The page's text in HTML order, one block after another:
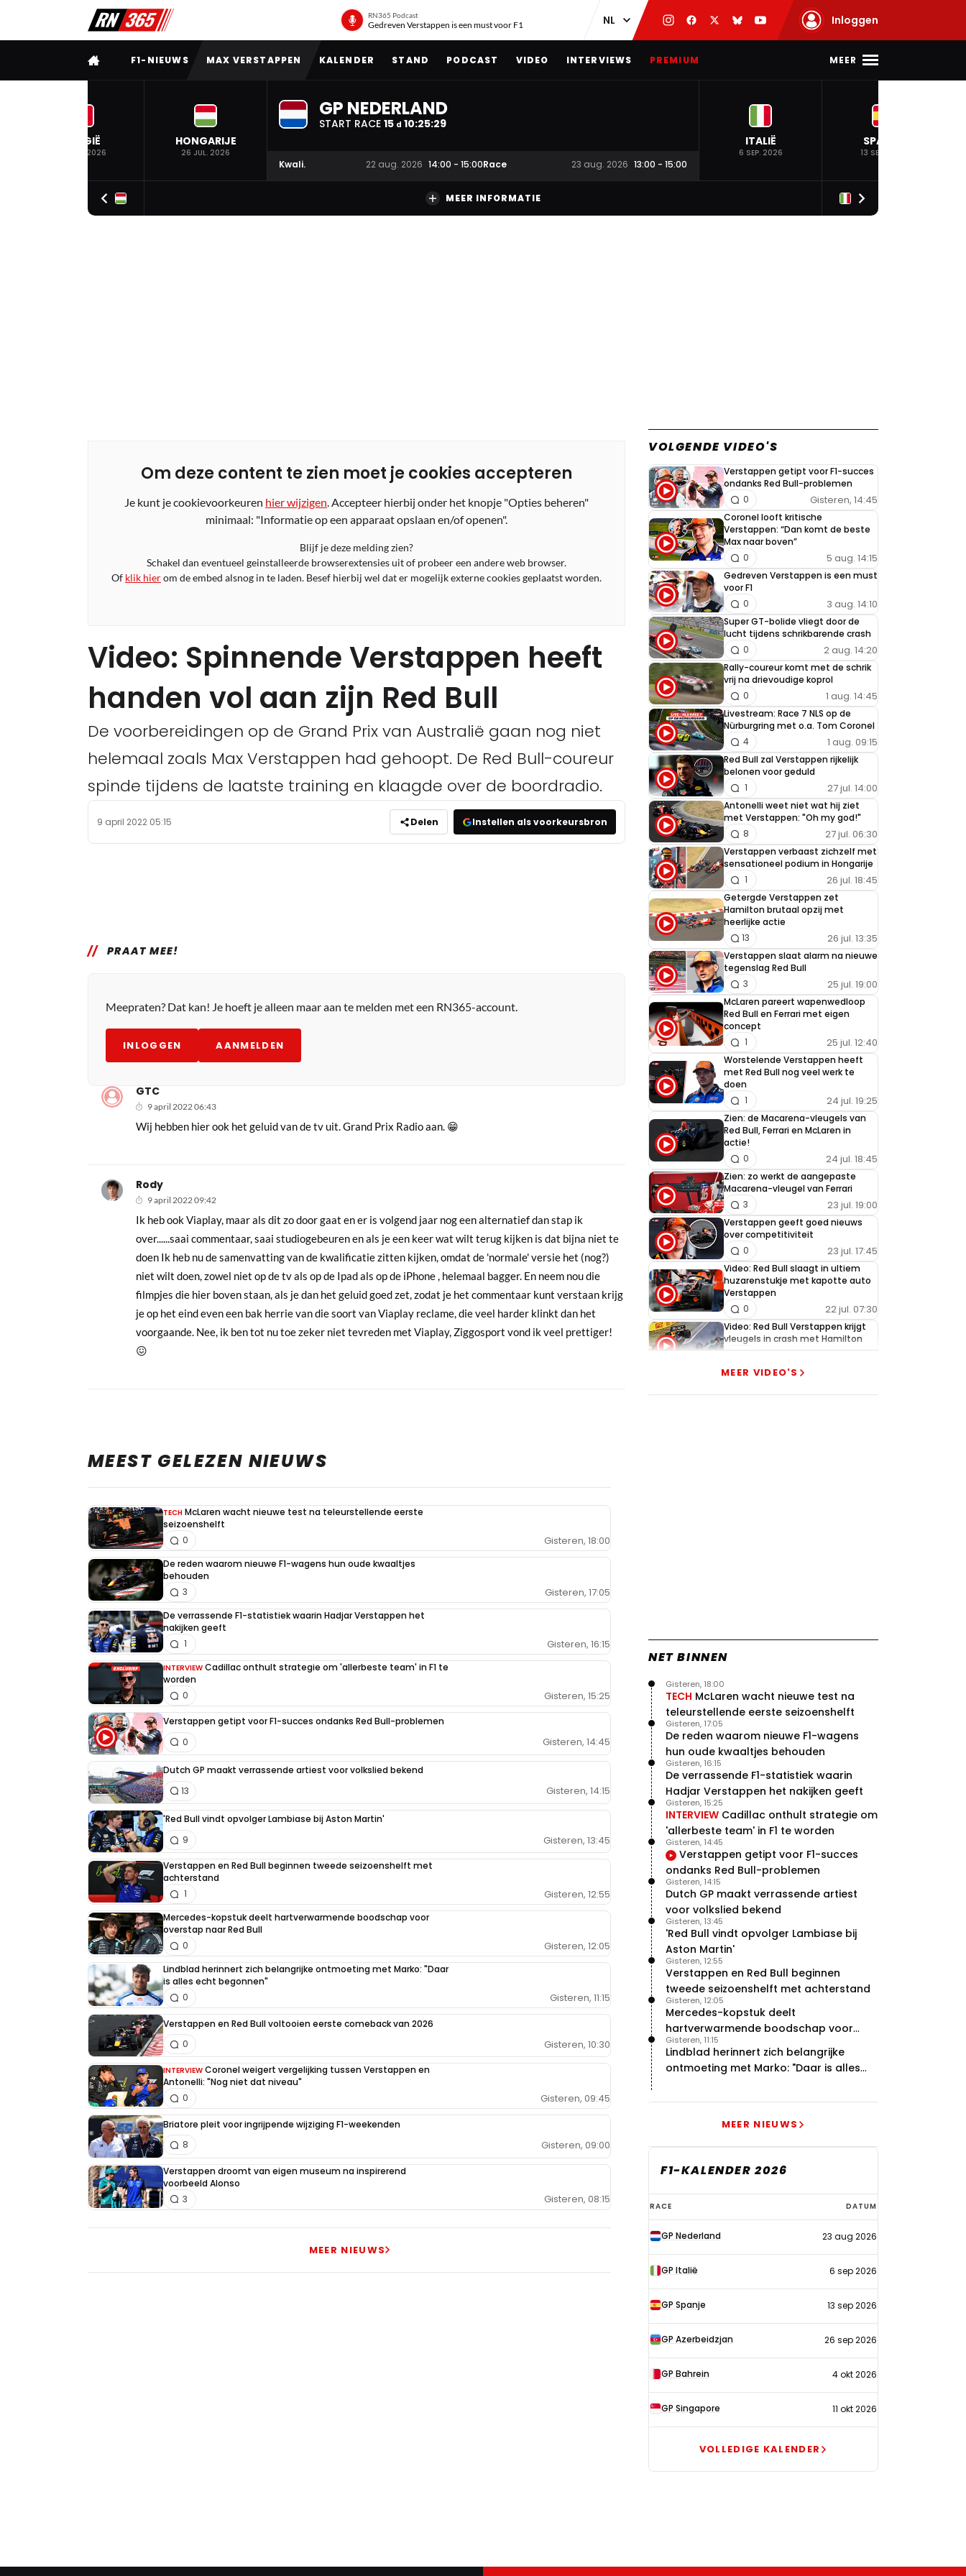
RN365 Podcast
Gedreven Verstappen is een must voor F1 Inloggen
VOLLEDIG MENU
F1-NIEUWS MAX VERSTAPPEN KALENDER STAND PODCAST VIDEO INTERVIEWS PREMIUM MEER
BELGIË
19 JUL. 2026
HONGARIJE
26 JUL. 2026
GP NEDERLAND
START RACE 15 d 10:25:28
Kwali. 22 aug. 2026 14:00 - 15:00Race 23 aug. 2026 13:00 - 15:00
ITALIË
6 SEP. 2026
SPANJE
13 SEP. 2026
MEER INFORMATIE
Om deze content te zien moet je cookies accepteren
Je kunt je cookievoorkeuren hier wijzigen. Accepteer hierbij onder het knopje "Opties beheren"
minimaal: "Informatie op een apparaat opslaan en/of openen".
Blijf je deze melding zien?
Schakel dan eventueel geinstalleerde browserextensies uit of probeer een andere web browser.
Of klik hierom de embed alsnog in te laden. Besef hierbij wel dat er mogelijk externe cookies geplaatst worden.
Video: Spinnende Verstappen heeft
handen vol aan zijn Red Bull
De voorbereidingen op de Grand Prix van Australië gaan nog niet
helemaal zoals Max Verstappen had gehoopt. De Red Bull-coureur
spinde tijdens de laatste training en klaagde over de boordradio.
9 april 2022 05:15 Delen Instellen als voorkeursbron
PRAAT MEE!
Meepraten? Dat kan! Je hoeft je alleen maar aan te melden met een RN365-account.
INLOGGEN AANMELDEN
GTC
9 april 2022 06:43
Wij hebben hier ook het geluid van de tv uit. Grand Prix Radio aan. 😁
Rody
9 april 2022 09:42
Ik heb ook Viaplay, maar als dit zo door gaat en er is volgend jaar nog een alternatief dan stap ik
over......saai commentaar, saai studiogebeuren en als je een keer wat wilt terug kijken is dat bijna niet te
doen Ik heb nu de samenvatting van de kwalificatie zitten kijken, omdat de 'normale' versie het (nog?)
niet wilt doen, zowel niet op de tv als op de Ipad als op de iPhone , helemaal bagger. En neem nou die
filmpjes die hier boven staan, als je dan het geluid goed zet, zodat je het commentaar kunt verstaan krijg
je op het eind even een bak herrie van die soort van Viaplay reclame, die veel harder klinkt dan het
voorgaande. Nee, ik ben tot nu toe zeker niet tevreden met Viaplay, Ziggosport vond ik veel prettiger!
😖
VOLGENDE VIDEO'S
Verstappen getipt voor F1-succes
ondanks Red Bull-problemen
Gisteren, 14:45
0
Coronel looft kritische
Verstappen: “Dan komt de beste
Max naar boven”
5 aug. 14:15
0
Gedreven Verstappen is een must
voor F1
3 aug. 14:10
0
Super GT-bolide vliegt door de
lucht tijdens schrikbarende crash
2 aug. 14:20
0
Rally-coureur komt met de schrik
vrij na drievoudige koprol
1 aug. 14:45
0
Livestream: Race 7 NLS op de
Nürburgring met o.a. Tom Coronel
1 aug. 09:15
4
Red Bull zal Verstappen rijkelijk
belonen voor geduld
27 jul. 14:00
1
Antonelli weet niet wat hij ziet
met Verstappen: "Oh my god!"
27 jul. 06:30
8
Verstappen verbaast zichzelf met
sensationeel podium in Hongarije
26 jul. 18:45
1
Getergde Verstappen zet
Hamilton brutaal opzij met
heerlijke actie
26 jul. 13:35
13
Verstappen slaat alarm na nieuwe
tegenslag Red Bull
25 jul. 19:00
3
McLaren pareert wapenwedloop
Red Bull en Ferrari met eigen
concept
25 jul. 12:40
1
Worstelende Verstappen heeft
met Red Bull nog veel werk te
doen
24 jul. 19:25
1
Zien: de Macarena-vleugels van
Red Bull, Ferrari en McLaren in
actie!
24 jul. 18:45
0
Zien: zo werkt de aangepaste
Macarena-vleugel van Ferrari
23 jul. 19:00
3
Verstappen geeft goed nieuws
over competitiviteit
23 jul. 17:45
0
Video: Red Bull slaagt in ultiem
huzarenstukje met kapotte auto
Verstappen
22 jul. 07:30
0
Video: Red Bull Verstappen krijgt
vleugels in crash met Hamilton
21 jul. 14:20
2
Piastri faalt hopeloos achter het
MEER VIDEO'S
MEEST GELEZEN NIEUWS
TECH McLaren wacht nieuwe test na teleurstellende eerste
seizoenshelft
Gisteren, 18:00
0
De reden waarom nieuwe F1-wagens hun oude kwaaltjes
behouden
Gisteren, 17:05
3
De verrassende F1-statistiek waarin Hadjar Verstappen het
nakijken geeft
Gisteren, 16:15
1
INTERVIEW Cadillac onthult strategie om 'allerbeste team' in F1 te
worden
Gisteren, 15:25
0
Verstappen getipt voor F1-succes ondanks Red Bull-problemen
Gisteren, 14:45
0
Dutch GP maakt verrassende artiest voor volkslied bekend
Gisteren, 14:15
13
'Red Bull vindt opvolger Lambiase bij Aston Martin'
Gisteren, 13:45
9
Verstappen en Red Bull beginnen tweede seizoenshelft met
achterstand
Gisteren, 12:55
1
Mercedes-kopstuk deelt hartverwarmende boodschap voor
overstap naar Red Bull
Gisteren, 12:05
0
Lindblad herinnert zich belangrijke ontmoeting met Marko: "Daar
is alles echt begonnen"
Gisteren, 11:15
0
Verstappen en Red Bull voltooien eerste comeback van 2026
Gisteren, 10:30
0
INTERVIEW Coronel weigert vergelijking tussen Verstappen en
Antonelli: "Nog niet dat niveau"
Gisteren, 09:45
0
Briatore pleit voor ingrijpende wijziging F1-weekenden
Gisteren, 09:00
8
Verstappen droomt van eigen museum na inspirerend
voorbeeld Alonso
Gisteren, 08:15
3
MEER NIEUWS
NET BINNEN
TECH McLaren wacht nieuwe test na
teleurstellende eerste seizoenshelft
Gisteren, 18:00
De reden waarom nieuwe F1-wagens
hun oude kwaaltjes behouden
Gisteren, 17:05
De verrassende F1-statistiek waarin
Hadjar Verstappen het nakijken geeft
Gisteren, 16:15
INTERVIEW Cadillac onthult strategie om
'allerbeste team' in F1 te worden
Gisteren, 15:25
Verstappen getipt voor F1-succes
ondanks Red Bull-problemen
Gisteren, 14:45
Dutch GP maakt verrassende artiest
voor volkslied bekend
Gisteren, 14:15
'Red Bull vindt opvolger Lambiase bij
Aston Martin'
Gisteren, 13:45
Verstappen en Red Bull beginnen
tweede seizoenshelft met achterstand
Gisteren, 12:55
Mercedes-kopstuk deelt
hartverwarmende boodschap voor
overstap naar Red Bull
Gisteren, 12:05
Lindblad herinnert zich belangrijke
ontmoeting met Marko: "Daar is alles
Gisteren, 11:15
MEER NIEUWS
F1-KALENDER 2026
F1-
kalender
2026
RACE DATUM
GP Nederland 23 aug 2026
GP Italië 6 sep 2026
GP Spanje 13 sep 2026
GP Azerbeidzjan 26 sep 2026
GP Bahrein 4 okt 2026
GP Singapore 11 okt 2026
VOLLEDIGE KALENDER